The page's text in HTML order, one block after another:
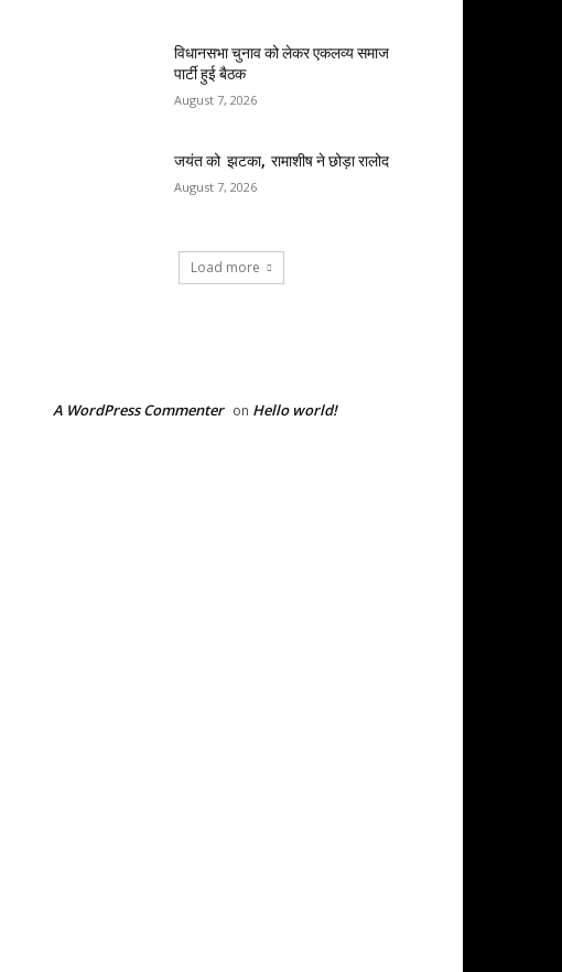
विधानसभा चुनाव को लेकर एकलव्य समाज
पार्टी हुई बैठक
August 7, 2026
जयंत को झटका, रामाशीष ने छोड़ा रालोद
August 7, 2026
Load more
A WordPress Commenter on Hello world!